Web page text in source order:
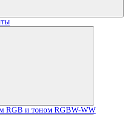
RGB и тоном RGBW-WW